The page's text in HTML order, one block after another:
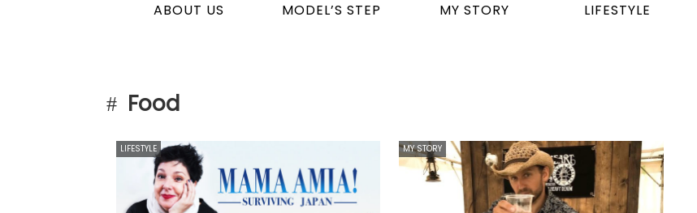
ABOUT US MODEL’S STEP MY STORY LIFESTYLE
Food
LIFESTYLE MY STORY